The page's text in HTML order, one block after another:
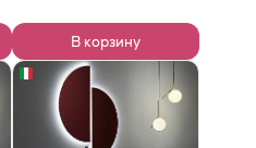
Cristalmood, цвет Ocra
В корзину